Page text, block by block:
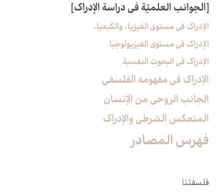
[الجوانب العلميّة في دراسة الإدراك‏]
الإدراك في مستوى الفيزياء والكيمياء
الإدراك في مستوى الفيزيولوجيا
الإدراك في البحوث النفسية
الإدراك في مفهومه الفلسفي‏
الجانب الروحي من الإنسان‏
المنعكس الشرطي والإدراك‏
فهرس المصادر
فلسفتنا